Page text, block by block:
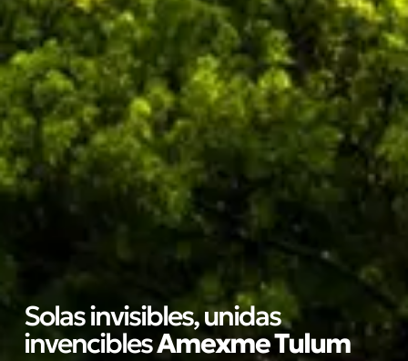
Solas invisibles, unidas
invenciblesAmexmeTulum